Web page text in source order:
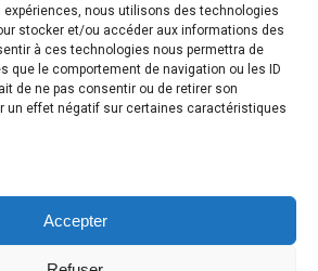
expériences, nous utilisons des technologies
stocker et/ou accéder aux informations des
à ces technologies nous permettra de
que le comportement de navigation ou les ID
de ne pas consentir ou de retirer son
un effet négatif sur certaines caractéristiques
Accepter